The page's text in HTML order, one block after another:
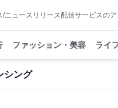
/ニュースリリース配信サービスの
ファッション・美容 ライ
シング